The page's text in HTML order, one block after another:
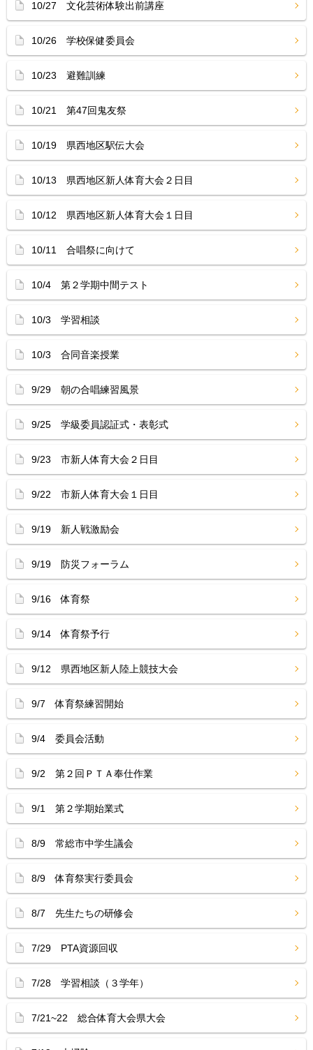
10/27 文化芸術体験出前講座
10/26 学校保健委員会
10/23 避難訓練
10/21 第47回鬼友祭
10/19 県西地区駅伝大会
10/13 県西地区新人体育大会２日目
10/12 県西地区新人体育大会１日目
10/11 合唱祭に向けて
10/4 第２学期中間テスト
10/3 学習相談
10/3 合同音楽授業
9/29 朝の合唱練習風景
9/25 学級委員認証式・表彰式
9/23 市新人体育大会２日目
9/22 市新人体育大会１日目
9/19 新人戦激励会
9/19 防災フォーラム
9/16 体育祭
9/14 体育祭予行
9/12 県西地区新人陸上競技大会
9/7 体育祭練習開始
9/4 委員会活動
9/2 第２回ＰＴＡ奉仕作業
9/1 第２学期始業式
8/9 常総市中学生議会
8/9 体育祭実行委員会
8/7 先生たちの研修会
7/29 PTA資源回収
7/28 学習相談（３学年）
7/21~22 総合体育大会県大会